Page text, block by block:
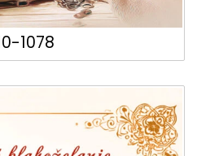
1078